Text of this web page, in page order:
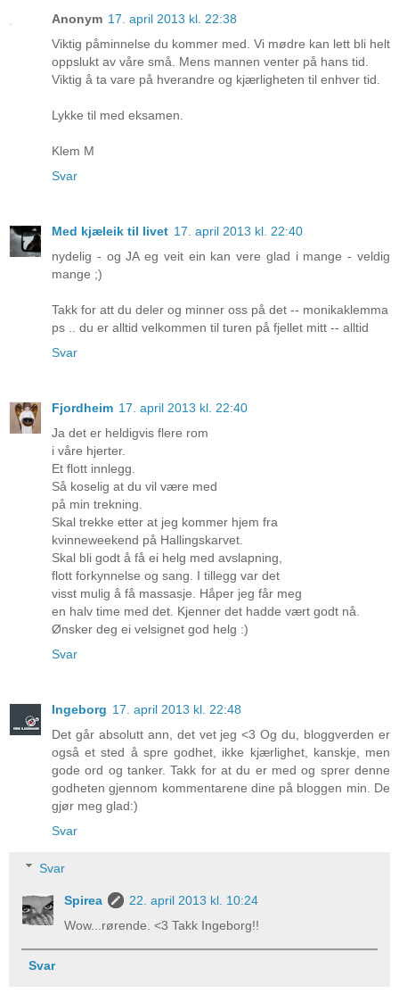
Anonym 17. april 2013 kl. 22:38
Viktig påminnelse du kommer med. Vi mødre kan lett bli helt
oppslukt av våre små. Mens mannen venter på hans tid.
Viktig å ta vare på hverandre og kjærligheten til enhver tid.
Lykke til med eksamen.
Klem M
Svar
Med kjæleik til livet 17. april 2013 kl. 22:40
nydelig - og JA eg veit ein kan vere glad i mange - veldig
mange ;)
Takk for att du deler og minner oss på det -- monikaklemma
ps .. du er alltid velkommen til turen på fjellet mitt -- alltid
Svar
Fjordheim 17. april 2013 kl. 22:40
Ja det er heldigvis flere rom
i våre hjerter.
Et flott innlegg.
Så koselig at du vil være med
på min trekning.
Skal trekke etter at jeg kommer hjem fra
kvinneweekend på Hallingskarvet.
Skal bli godt å få ei helg med avslapning,
flott forkynnelse og sang. I tillegg var det
visst mulig å få massasje. Håper jeg får meg
en halv time med det. Kjenner det hadde vært godt nå.
Ønsker deg ei velsignet god helg :)
Svar
Ingeborg 17. april 2013 kl. 22:48
Det går absolutt ann, det vet jeg <3 Og du, bloggverden er
også et sted å spre godhet, ikke kjærlighet, kanskje, men
gode ord og tanker. Takk for at du er med og sprer denne
godheten gjennom kommentarene dine på bloggen min. De
gjør meg glad:)
Svar
Svar
Spirea
22. april 2013 kl. 10:24
Wow...rørende. <3 Takk Ingeborg!!
Svar